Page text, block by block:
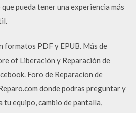
pueda tener una experiencia más
PDF y EPUB. Más de
of Liberación y Reparación de
Foro de Reparacion de
donde podras preguntar y
equipo, cambio de pantalla,